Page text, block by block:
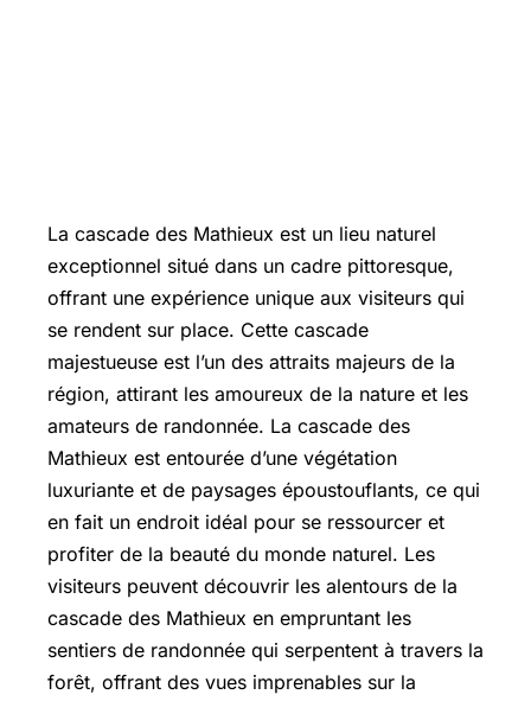
La cascade des Mathieux est un lieu naturel
exceptionnel situé dans un cadre pittoresque,
offrant une expérience unique aux visiteurs qui
se rendent sur place. Cette cascade
majestueuse est l’un des attraits majeurs de la
région, attirant les amoureux de la nature et les
amateurs de randonnée. La cascade des
Mathieux est entourée d’une végétation
luxuriante et de paysages époustouflants, ce qui
en fait un endroit idéal pour se ressourcer et
profiter de la beauté du monde naturel. Les
visiteurs peuvent découvrir les alentours de la
cascade des Mathieux en empruntant les
sentiers de randonnée qui serpentent à travers la
forêt, offrant des vues imprenables sur la